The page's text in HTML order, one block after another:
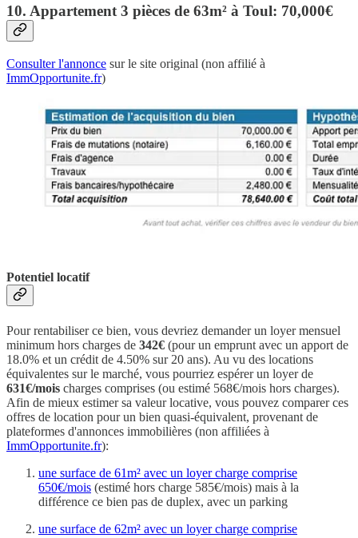
10. Appartement 3 pièces de 63m² à Toul: 70,000€
Consulter l'annonce sur le site original (non affilié à
ImmOpportunite.fr)
Potentiel locatif
Pour rentabiliser ce bien, vous devriez demander un loyer mensuel
minimum hors charges de 342€ (pour un emprunt avec un apport de
18.0% et un crédit de 4.50% sur 20 ans). Au vu des locations
équivalentes sur le marché, vous pourriez espérer un loyer de
631€/mois charges comprises (ou estimé 568€/mois hors charges).
Afin de mieux estimer sa valeur locative, vous pouvez comparer ces
offres de location pour un bien quasi-équivalent, provenant de
plateformes d'annonces immobilières (non affiliées à
ImmOpportunite.fr):
une surface de 61m² avec un loyer charge comprise
650€/mois (estimé hors charge 585€/mois) mais à la
différence ce bien pas de duplex, avec un parking
une surface de 62m² avec un loyer charge comprise